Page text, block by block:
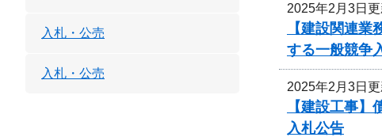
2025年2月3日
【建設関連
する一般競争
2025年2月3日
【建設工事
入札公告
入札・公売
入札・公売